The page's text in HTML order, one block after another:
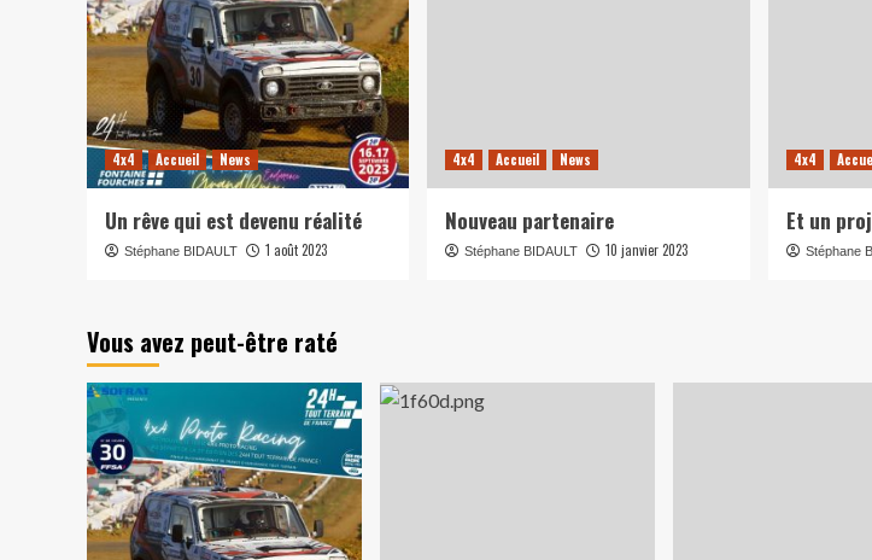
4x4 Accueil News
Un rêve qui est devenu réalité
Stéphane BIDAULT 1 août 2023
4x4 Accueil News
Nouveau partenaire
Stéphane BIDAULT 10 janvier 2023
4x4
Et un
Stéphane
Vous avez peut-être raté